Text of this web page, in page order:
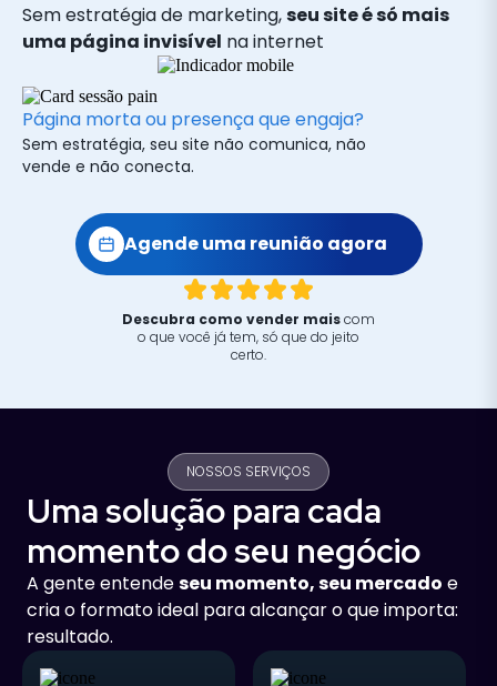
Sem estratégia de marketing,seu site é só mais
uma página invisível na internet
Página morta ou presença que engaja?
Sem estratégia, seu site não comunica, não
vende e não conecta.
Agende uma reunião agora
Descubra como vender maiscom
o que você já tem, só que do jeito
certo.
NOSSOS SERVIÇOS
Uma solução para cada
momento do seu negócio
A gente entendeseu momento, seu mercado e
cria o formato ideal para alcançar o que importa:
resultado.